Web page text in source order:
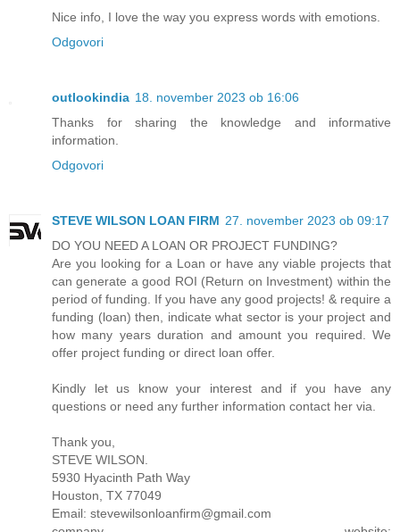
Nice info, I love the way you express words with emotions.
Odgovori
outlookindia 18. november 2023 ob 16:06
Thanks for sharing the knowledge and informative
information.
Odgovori
STEVE WILSON LOAN FIRM 27. november 2023 ob 09:17
DO YOU NEED A LOAN OR PROJECT FUNDING?
Are you looking for a Loan or have any viable projects that
can generate a good ROI (Return on Investment) within the
period of funding. If you have any good projects! & require a
funding (loan) then, indicate what sector is your project and
how many years duration and amount you required. We
offer project funding or direct loan offer.
Kindly let us know your interest and if you have any
questions or need any further information contact her via.
Thank you,
STEVE WILSON.
5930 Hyacinth Path Way
Houston, TX 77049
Email: stevewilsonloanfirm@gmail.com